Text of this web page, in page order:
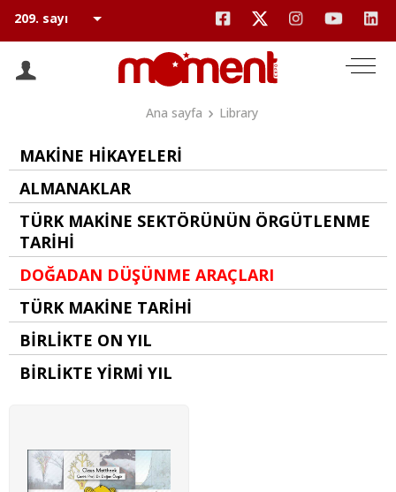
Ana sayfa Library
MAKİNE HİKAYELERİ
ALMANAKLAR
TÜRK MAKİNE SEKTÖRÜNÜN ÖRGÜTLENME
TARİHİ
DOĞADAN DÜŞÜNME ARAÇLARI
TÜRK MAKİNE TARİHİ
BİRLİKTE ON YIL
BİRLİKTE YİRMİ YIL